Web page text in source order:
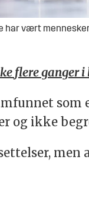
har vært
flere ganger i
som
og ikke